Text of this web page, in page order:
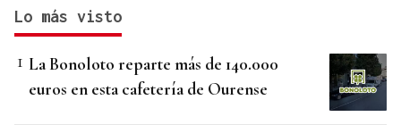
Lo más visto
La Bonoloto reparte más de 140.000
euros en esta cafetería de Ourense